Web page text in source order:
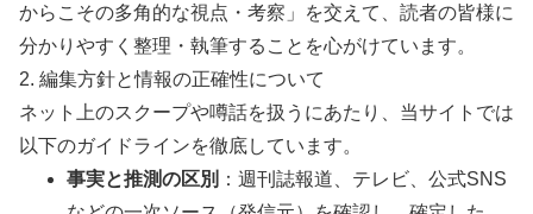
からこその多角的な視点・考察」を交えて、読者の皆様に
分かりやすく整理・執筆することを心がけています。
2. 編集方針と情報の正確性について
ネット上のスクープや噂話を扱うにあたり、当サイトでは
以下のガイドラインを徹底しています。
事実と推測の区別 ：週刊誌報道、テレビ、公式SNS